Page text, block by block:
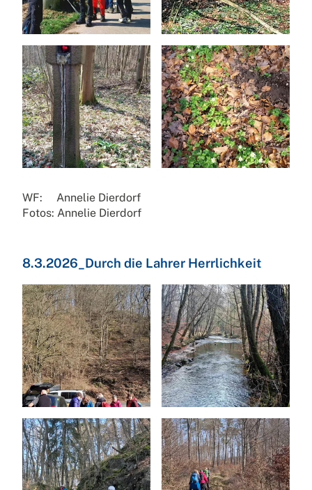
WF: Annelie Dierdorf
Fotos: Annelie Dierdorf
8.3.2026_Durch die Lahrer Herrlichkeit